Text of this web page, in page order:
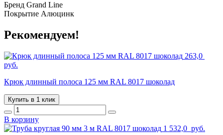
Бренд Grand Line
Покрытие Алюцинк
Рекомендуем!
263,0
руб.
Крюк длинный полоса 125 мм RAL 8017 шоколад
Купить в 1 клик
В корзину
1 532,0 руб.